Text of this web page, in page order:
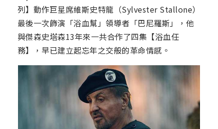
列】動作巨星席維斯史特龍（Sylvester Stallone）
最後一次飾演「浴血幫」領導者「巴尼羅斯」，他
與傑森史塔森13年來一共合作了四集【浴血任
務】，早已建立起忘年之交般的革命情感。